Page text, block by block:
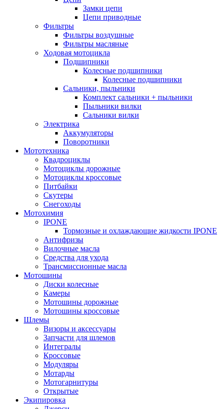
Замки цепи
Цепи приводные
Фильтры
Фильтры воздушные
Фильтры масляные
Ходовая мотоцикла
Подшипники
Колесные подшипники
Колесные подшипники
Сальники, пыльники
Комплект сальники + пыльники
Пыльники вилки
Сальники вилки
Электрика
Аккумуляторы
Поворотники
Мототехника
Квадроциклы
Мотоциклы дорожные
Мотоциклы кроссовые
Питбайки
Скутеры
Снегоходы
Мотохимия
IPONE
Тормозные и охлаждающие жидкости IPONE
Антифризы
Вилочные масла
Средства для ухода
Трансмиссионные масла
Мотошины
Диски колесные
Камеры
Мотошины дорожные
Мотошины кроссовые
Шлемы
Визоры и аксессуары
Запчасти для шлемов
Интегралы
Кроссовые
Модуляры
Мотарды
Мотогарнитуры
Открытые
Экипировка